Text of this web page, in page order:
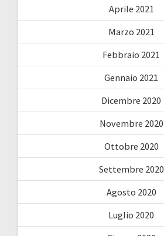
Aprile 2021
Marzo 2021
Febbraio 2021
Gennaio 2021
Dicembre 2020
Novembre 2020
Ottobre 2020
Settembre 2020
Agosto 2020
Luglio 2020